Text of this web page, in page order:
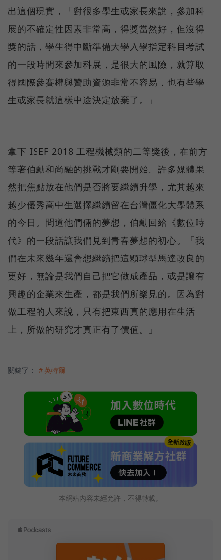
出這個現實，「對很多學生或家長來說，參加科
展的不確定性因素非常高，得獎當然好，但沒得
獎的話，學生得中斷準備大學入學指定科目考試
的一段時間來參加科展，是很大的風險，就算取
得國際參賽權與贊助資源非常不容易，也有些學
生或家長就這樣中途決定放棄了。」
拿下 ISEF 2018 工程機械類的二等獎後，在前方
等著伯勳和尚融的挑戰才剛要開始。許多媒體果
然把焦點放在他們是否將要繼續升學，尤其越來
越少優秀高中生選擇繼續留在台灣僵化大學體系
的今日。問道他們倆的夢想，伯勳回給《數位時
代》的一段話讓我們見到青春夢想的初心。「我
們在未來幾年還會想繼續把這顆球型馬達改良的
更好，無論是我們自己把它做成產品，或是讓有
興趣的企業來生產，都是我們所樂見的。因為對
做工程的人來說，只有把東西真的應用在生活
上，所做的研究才真正有了價值。」
關鍵字： ＃英特爾
本網站內容未經允許，不得轉載。